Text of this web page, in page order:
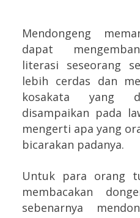
Mendongeng
dapat
literasi seseorang
lebih cerdas dan
kosakata yang
disampaikan pada
mengerti apa yang
bicarakan padanya.
Untuk para orang
membacakan
sebenarnya